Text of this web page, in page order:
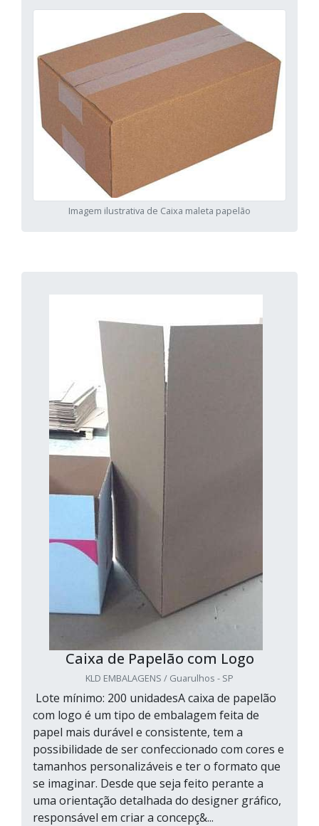
Imagem ilustrativa de Caixa maleta papelão
Caixa de Papelão com Logo
KLD EMBALAGENS / Guarulhos - SP
Lote mínimo: 200 unidadesA caixa de papelão
com logo é um tipo de embalagem feita de
papel mais durável e consistente, tem a
possibilidade de ser confeccionado com cores e
tamanhos personalizáveis e ter o formato que
se imaginar. Desde que seja feito perante a
uma orientação detalhada do designer gráfico,
responsável em criar a concepç&...